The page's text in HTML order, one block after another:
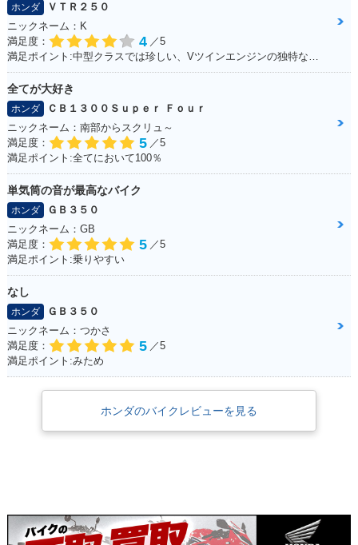
ホンダ
ＶＴＲ２５０
ニックネーム：K
満足度：
4 ／5
満足ポイント:中型クラスでは珍しい、Vツインエンジンの独特なエンジンサウンドは走っていて気持ちが良い。燃費、運動性能、乗り心地と、どれを取っても優秀で、街乗りからツーリングまで1台でこなせてしまう優等生。
全てが大好き
ホンダ
ＣＢ１３００Ｓｕｐｅｒ Ｆｏｕｒ
ニックネーム：南部からスクリュ～
満足度：
5 ／5
満足ポイント:全てにおいて100％
単気筒の音が最高なバイク
ホンダ
ＧＢ３５０
ニックネーム：GB
満足度：
5 ／5
満足ポイント:乗りやすい
なし
ホンダ
ＧＢ３５０
ニックネーム：つかさ
満足度：
5 ／5
満足ポイント:みため
ホンダのバイクレビューを見る